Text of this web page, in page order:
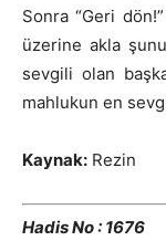
Sonra “Geri
üzerine akla
sevgili olan
mahlukun en
Kaynak: Rezin
Hadis No : 1676